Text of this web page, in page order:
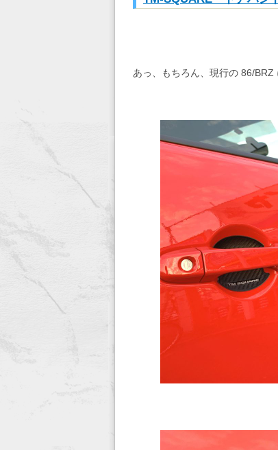
あっ、もちろん、現行の 86/BRZ